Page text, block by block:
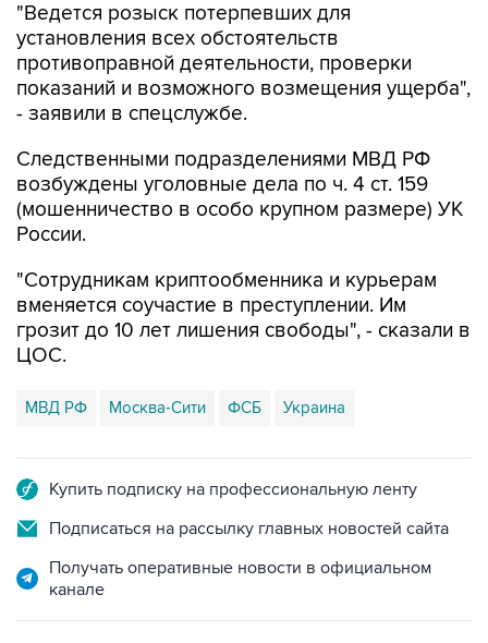
"Ведется розыск потерпевших для
установления всех обстоятельств
противоправной деятельности, проверки
показаний и возможного возмещения ущерба",
- заявили в спецслужбе.
Следственными подразделениями МВД РФ
возбуждены уголовные дела по ч. 4 ст. 159
(мошенничество в особо крупном размере) УК
России.
"Сотрудникам криптообменника и курьерам
вменяется соучастие в преступлении. Им
грозит до 10 лет лишения свободы", - сказали в
ЦОС.
МВД РФ Москва-Сити ФСБ Украина
Купить подписку на профессиональную ленту
Подписаться на рассылку главных новостей сайта
Получать оперативные новости в официальном
канале